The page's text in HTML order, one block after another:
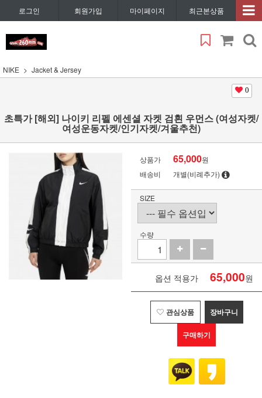
로그인 회원가입 마이페이지 최근본상품
NIKE Jacket & Jersey
0
초특가 [해외] 나이키 리펠 에센셜 자켓 검흰 우먼스 (여성자켓/
여성운동자켓/인기자켓/겨울추천)
상품가 65,000원
배송비
개별(비례추가)
SIZE
수량
옵션 적용가 65,000원
관심상품 장바구니
구매하기